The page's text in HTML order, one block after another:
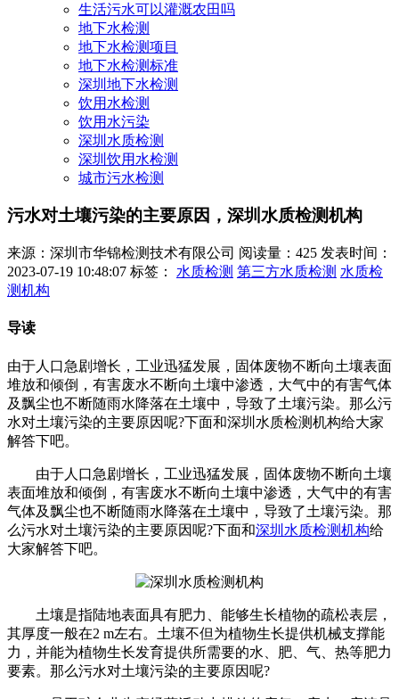
生活污水可以灌溉农田吗
地下水检测
地下水检测项目
地下水检测标准
深圳地下水检测
饮用水检测
饮用水污染
深圳水质检测
深圳饮用水检测
城市污水检测
污水对土壤污染的主要原因，深圳水质检测机构
来源：深圳市华锦检测技术有限公司 阅读量：425 发表时间：
2023-07-19 10:48:07 标签： 水质检测 第三方水质检测 水质检
测机构
导读
由于人口急剧增长，工业迅猛发展，固体废物不断向土壤表面
堆放和倾倒，有害废水不断向土壤中渗透，大气中的有害气体
及飘尘也不断随雨水降落在土壤中，导致了土壤污染。那么污
水对土壤污染的主要原因呢?下面和深圳水质检测机构给大家
解答下吧。
由于人口急剧增长，工业迅猛发展，固体废物不断向土壤
表面堆放和倾倒，有害废水不断向土壤中渗透，大气中的有害
气体及飘尘也不断随雨水降落在土壤中，导致了土壤污染。那
么污水对土壤污染的主要原因呢?下面和深圳水质检测机构给
大家解答下吧。
土壤是指陆地表面具有肥力、能够生长植物的疏松表层，
其厚度一般在2 m左右。土壤不但为植物生长提供机械支撑能
力，并能为植物生长发育提供所需要的水、肥、气、热等肥力
要素。那么污水对土壤污染的主要原因呢?